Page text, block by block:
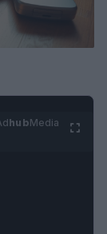
hubMedia